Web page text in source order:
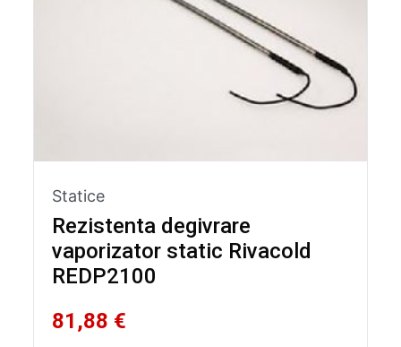
Statice
Rezistenta degivrare
vaporizator static Rivacold
REDP2100
81,88 €